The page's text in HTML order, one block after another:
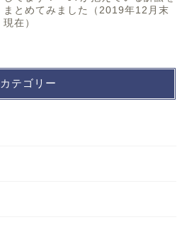
まとめてみました（2019年12月末
現在）
カテゴリー